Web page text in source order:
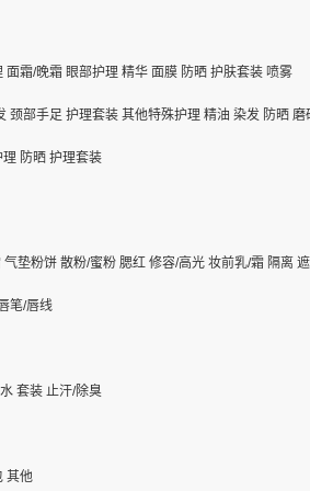
面霜/晚霜 眼部护理 精华 面膜 防晒 护肤套装 喷雾
颈部手足 护理套装 其他特殊护理 精油 染发 防晒 磨
理 防晒 护理套装
气垫粉饼 散粉/蜜粉 腮红 修容/高光 妆前乳/霜 隔离
笔/唇线
套装 止汗/除臭
其他